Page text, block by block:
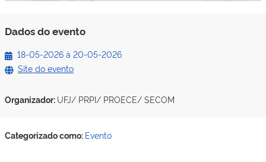
Dados do evento
18-05-2026 à 20-05-2026
Site do evento
Organizador: UFJ/ PRPI/ PROECE/ SECOM
Categorizado como: Evento